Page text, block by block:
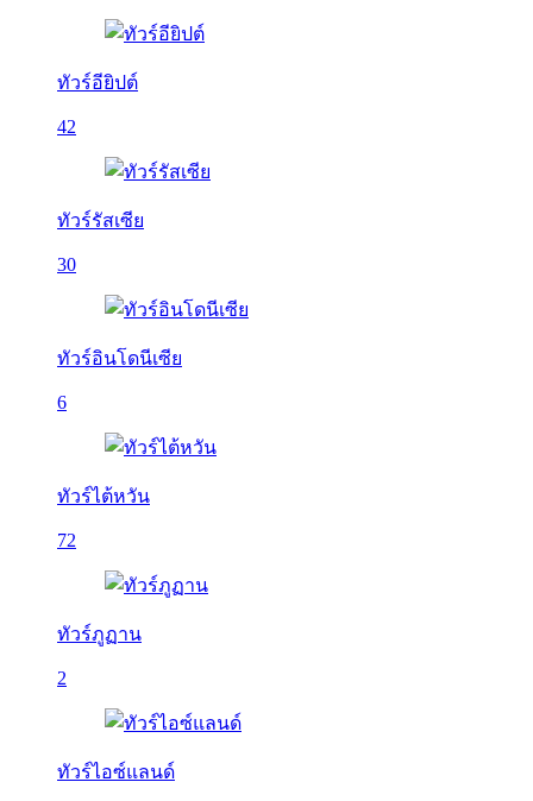
ทัวร์อียิปต์
42
ทัวร์รัสเซีย
30
ทัวร์อินโดนีเซีย
6
ทัวร์ไต้หวัน
72
ทัวร์ภูฏาน
2
ทัวร์ไอซ์แลนด์